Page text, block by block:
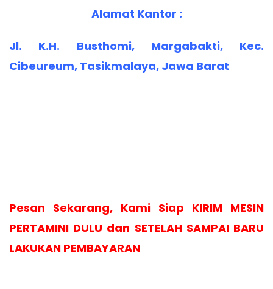
Alamat Kantor :
Jl. K.H. Busthomi, Margabakti, Kec.
Cibeureum, Tasikmalaya, Jawa Barat
Pesan Sekarang, Kami Siap KIRIM MESIN
PERTAMINI DULU dan SETELAH SAMPAI BARU
LAKUKAN PEMBAYARAN